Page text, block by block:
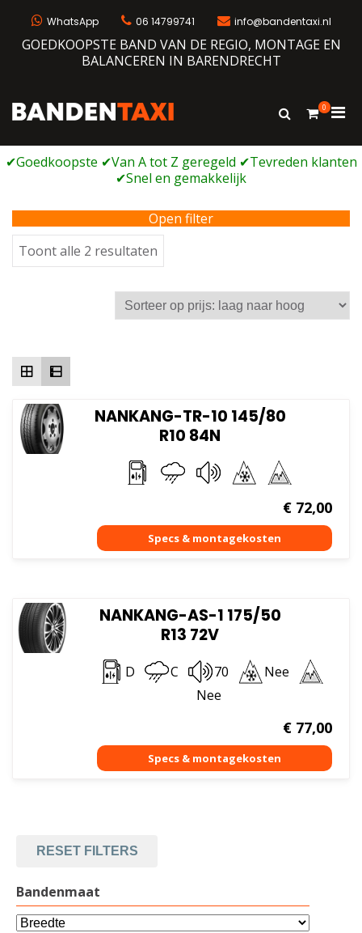
WhatsApp 06 14799741 info@bandentaxi.nl
GOEDKOOPSTE BAND VAN DE REGIO, MONTAGE EN
BALANCEREN IN BARENDRECHT
Bandengarage met eigen webshop
Toon
0
voor
Open filter
Toont alle 2 resultaten
op
prijs:
laag
NANKANG-TR-10 145/80
R10 84N
€72,00
NANKANG-AS-1 175/50
R13 72V
D C 70
Nee
Nee
€77,00
RESET FILTERS
Bandenmaat